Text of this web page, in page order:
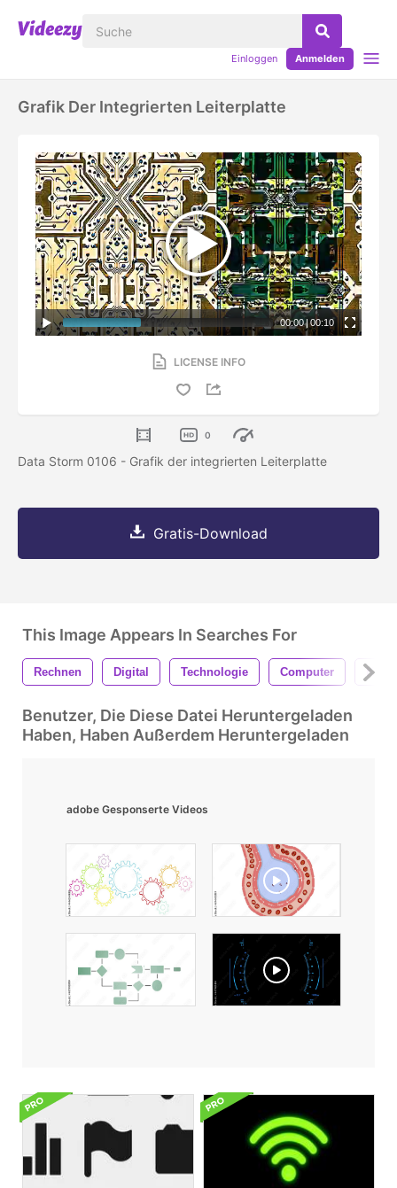
Einloggen Anmelden
Grafik Der Integrierten Leiterplatte
00:00|00:10
LICENSE INFO
0
Data Storm 0106 - Grafik der integrierten Leiterplatte
Gratis-Download
This Image Appears In Searches For
Rechnen Digital Technologie Computer
Benutzer, Die Diese Datei Heruntergeladen
Haben, Haben Außerdem Heruntergeladen
adobe Gesponserte Videos